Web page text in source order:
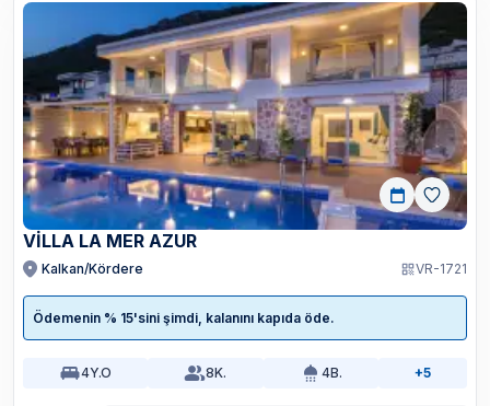
VILLA LA MER AZUR
Kalkan/Kördere VR-1721
Ödemenin % 15'sini şimdi, kalanını kapıda öde.
4Y.O 8K. 4B. +5